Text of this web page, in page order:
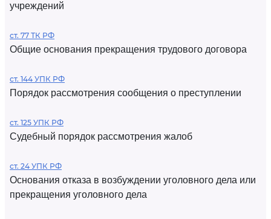
учреждений
ст. 77 ТК РФ
Общие основания прекращения трудового договора
ст. 144 УПК РФ
Порядок рассмотрения сообщения о преступлении
ст. 125 УПК РФ
Судебный порядок рассмотрения жалоб
ст. 24 УПК РФ
Основания отказа в возбуждении уголовного дела или
прекращения уголовного дела